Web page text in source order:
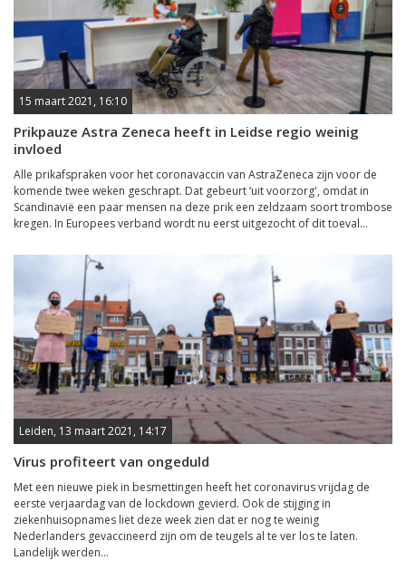
15 maart 2021, 16:10
Prikpauze Astra Zeneca heeft in Leidse regio weinig
invloed
Alle prikafspraken voor het coronavaccin van AstraZeneca zijn voor de
komende twee weken geschrapt. Dat gebeurt ‘uit voorzorg', omdat in
Scandinavië een paar mensen na deze prik een zeldzaam soort trombose
kregen. In Europees verband wordt nu eerst uitgezocht of dit toeval...
Leiden, 13 maart 2021, 14:17
Virus profiteert van ongeduld
Met een nieuwe piek in besmettingen heeft het coronavirus vrijdag de
eerste verjaardag van de lockdown gevierd. Ook de stijging in
ziekenhuisopnames liet deze week zien dat er nog te weinig
Nederlanders gevaccineerd zijn om de teugels al te ver los te laten.
Landelijk werden...